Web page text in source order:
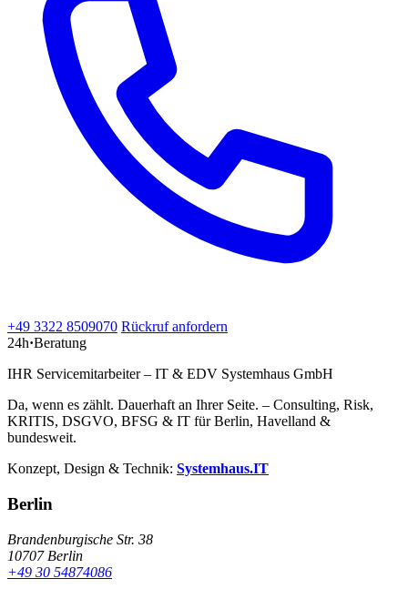
+49 3322 8509070 Rückruf anfordern
24h·Beratung
IHR Servicemitarbeiter – IT & EDV Systemhaus GmbH
Da, wenn es zählt. Dauerhaft an Ihrer Seite. – Consulting, Risk,
KRITIS, DSGVO, BFSG & IT für Berlin, Havelland &
bundesweit.
Konzept, Design & Technik: Systemhaus.IT
Berlin
Brandenburgische Str. 38
10707 Berlin
+49 30 54874086